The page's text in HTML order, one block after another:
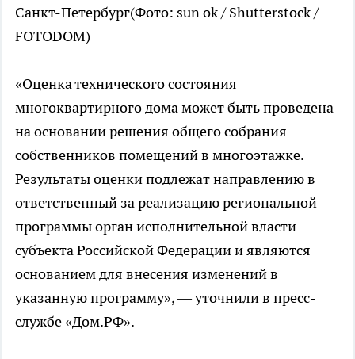
Санкт-Петербург(Фото: sun ok / Shutterstock /
FOTODOM)
«Оценка технического состояния
многоквартирного дома может быть проведена
на основании решения общего собрания
собственников помещений в многоэтажке.
Результаты оценки подлежат направлению в
ответственный за реализацию региональной
программы орган исполнительной власти
субъекта Российской Федерации и являются
основанием для внесения изменений в
указанную программу», — уточнили в пресс-
службе «Дом.РФ».